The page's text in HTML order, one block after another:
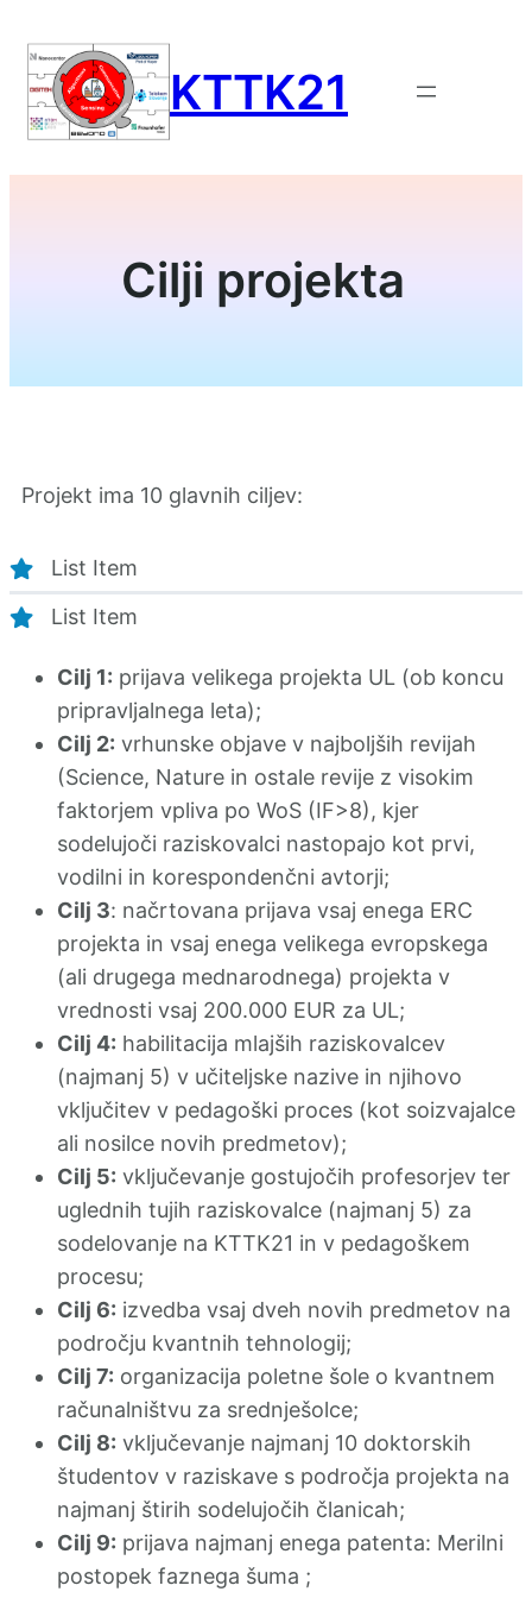
na
vsebino
KTTK21
Cilji projekta
Projekt ima 10 glavnih ciljev:
List Item
List Item
Cilj 1: prijava velikega projekta UL (ob koncu
pripravljalnega leta);
Cilj 2: vrhunske objave v najboljših revijah
(Science, Nature in ostale revije z visokim
faktorjem vpliva po WoS (IF>8), kjer
sodelujoči raziskovalci nastopajo kot prvi,
vodilni in korespondenčni avtorji;
Cilj 3: načrtovana prijava vsaj enega ERC
projekta in vsaj enega velikega evropskega
(ali drugega mednarodnega) projekta v
vrednosti vsaj 200.000 EUR za UL;
Cilj 4: habilitacija mlajših raziskovalcev
(najmanj 5) v učiteljske nazive in njihovo
vključitev v pedagoški proces (kot soizvajalce
ali nosilce novih predmetov);
Cilj 5: vključevanje gostujočih profesorjev ter
uglednih tujih raziskovalce (najmanj 5) za
sodelovanje na KTTK21 in v pedagoškem
procesu;
Cilj 6: izvedba vsaj dveh novih predmetov na
področju kvantnih tehnologij;
Cilj 7: organizacija poletne šole o kvantnem
računalništvu za srednješolce;
Cilj 8: vključevanje najmanj 10 doktorskih
študentov v raziskave s področja projekta na
najmanj štirih sodelujočih članicah;
Cilj 9: prijava najmanj enega patenta: Merilni
postopek faznega šuma ;